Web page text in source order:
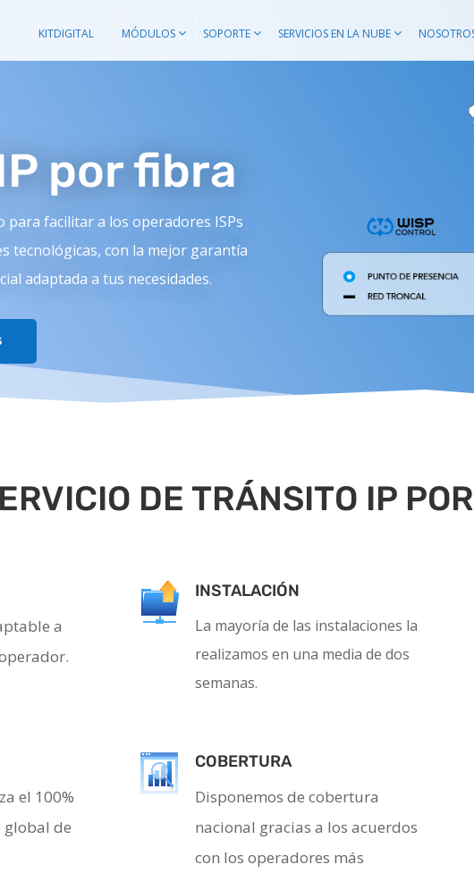
KITDIGITAL MÓDULOS SOPORTE SERVICIOS EN LA NUBE
por fibra
para facilitar a los operadores ISPs
tecnológicas, con la mejor garantía
adaptada a tus necesidades.
DE TRÁNSITO IP
a
INSTALACIÓN
La mayoría de las instalaciones la
realizamos en una media de dos
semanas.
el 100%
de
COBERTURA
Disponemos de cobertura
nacional gracias a los acuerdos
con los operadores más